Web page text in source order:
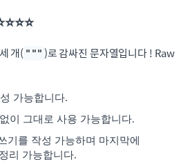
개( """ )로 감싸진 문자열입니다 ! Raw
가능합니다.
이 그대로 사용 가능합니다.
기를 작성 가능하며 마지막에
리 가능합니다.